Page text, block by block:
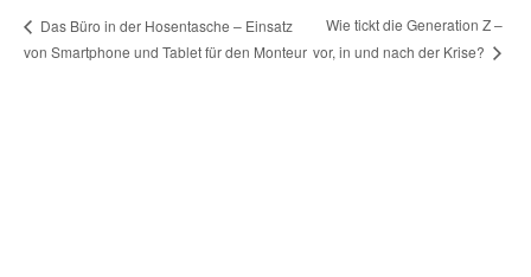
Das Büro in der Hosentasche – Einsatz
von Smartphone und Tablet für den Monteur
Wie tickt die Generation Z –
vor, in und nach der Krise?